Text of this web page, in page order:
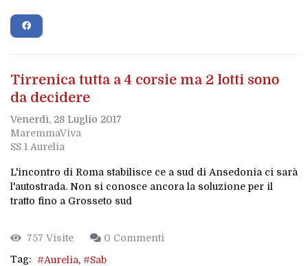
Tirrenica tutta a 4 corsie ma 2 lotti sono
da decidere
Venerdì, 28 Luglio 2017
MaremmaViva
SS 1 Aurelia
L'incontro di Roma stabilisce ce a sud di Ansedonia ci sarà
l'autostrada. Non si conosce ancora la soluzione per il
tratto fino a Grosseto sud
757 Visite
0 Commenti
Tag:
Aurelia Sab